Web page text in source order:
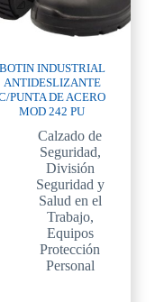
BOTIN INDUSTRIAL
ANTIDESLIZANTE
PUNTA DE ACERO
MOD 242 PU
Calzado de
Seguridad,
División
Seguridad y
Salud en el
Trabajo,
Equipos
Protección
Personal